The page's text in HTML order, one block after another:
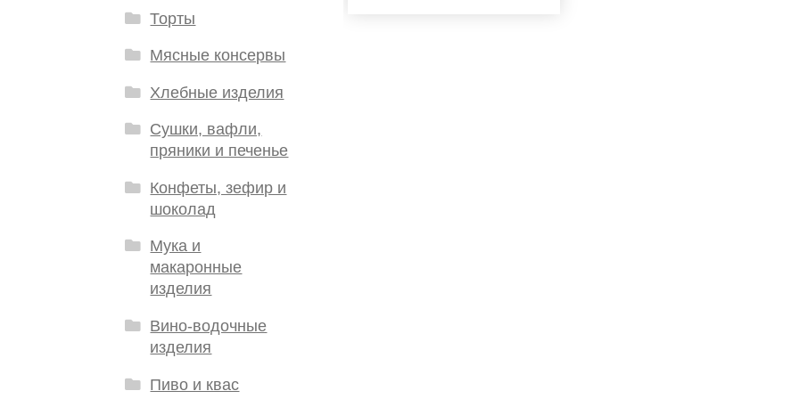
Торты
Мясные консервы
Хлебные изделия
Сушки, вафли,
пряники и печенье
Конфеты, зефир и
шоколад
Мука и
макаронные
изделия
Вино-водочные
изделия
Пиво и квас